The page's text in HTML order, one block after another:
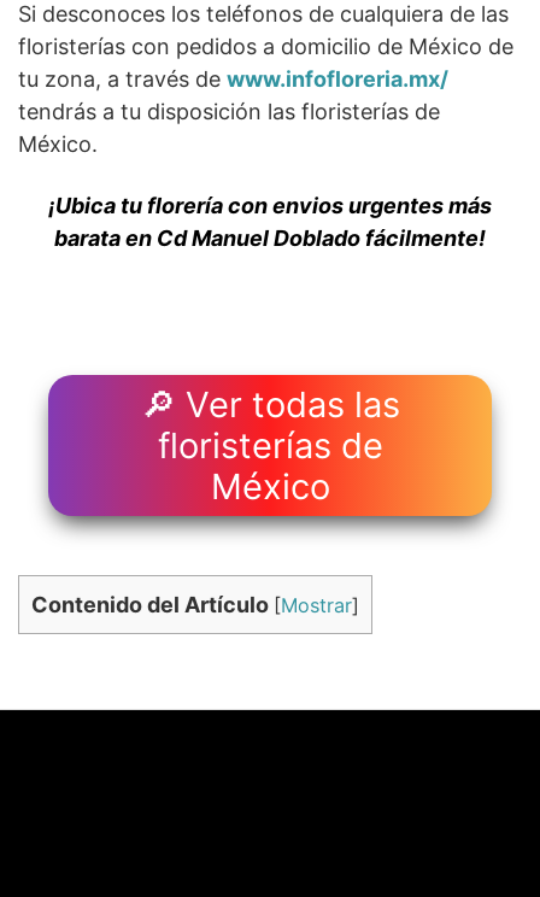
Si desconoces los teléfonos de cualquiera de las
floristerías con pedidos a domicilio de México de
tu zona, a través de www.infofloreria.mx/
tendrás a tu disposición las floristerías de
México.
¡Ubica tu florería con envios urgentes más
barata en Cd Manuel Doblado fácilmente!
🔎 Ver todas las
floristerías de
México
Contenido del Artículo [Mostrar]